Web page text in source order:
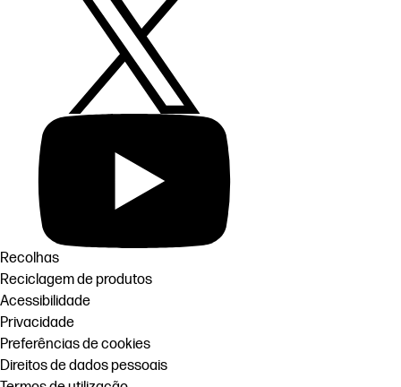
Recolhas
Reciclagem de produtos
Acessibilidade
Privacidade
Preferências de cookies
Direitos de dados pessoais